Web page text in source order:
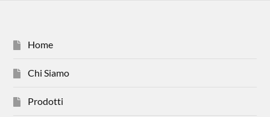
Home
Chi Siamo
Prodotti